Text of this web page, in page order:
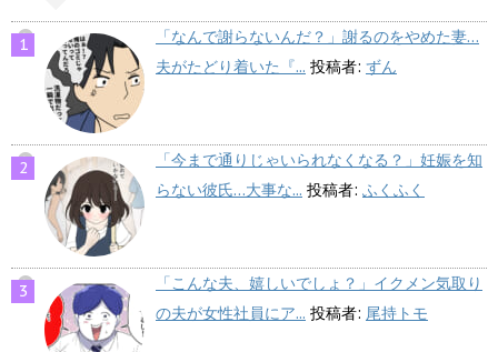
「なんで謝らないんだ？」謝るのをやめた妻…
夫がたどり着いた『... 投稿者: ずん
「今まで通りじゃいられなくなる？」妊娠を知
らない彼氏…大事な... 投稿者: ふくふく
「こんな夫、嬉しいでしょ？」イクメン気取り
の夫が女性社員にア... 投稿者: 尾持トモ